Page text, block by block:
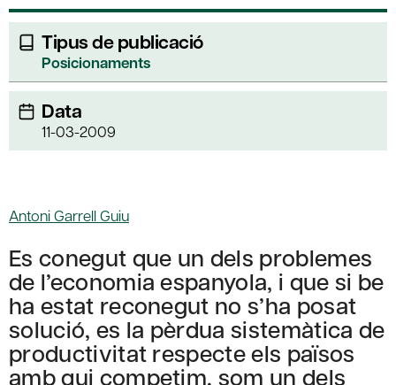
Tipus de publicació
Posicionaments
Data
11-03-2009
Antoni Garrell Guiu
Es conegut que un dels problemes
de l’economia espanyola, i que si be
ha estat reconegut no s’ha posat
solució, es la pèrdua sistemàtica de
productivitat respecte els països
amb qui competim, som un dels